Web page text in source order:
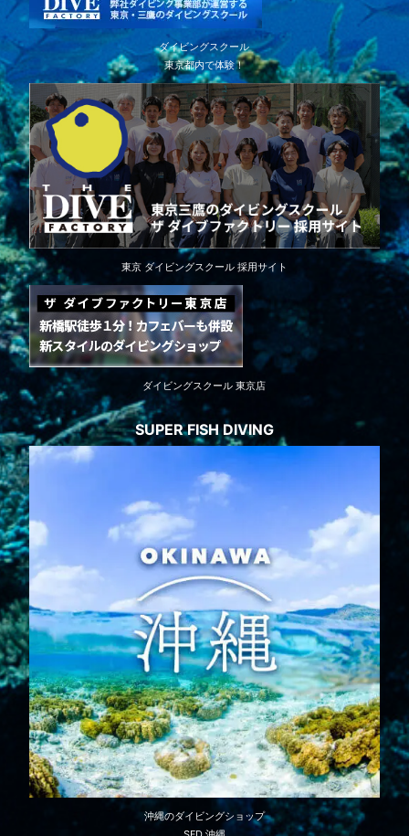
ダイビングスクール
東京都内で体験！
東京 ダイビングスクール 採用サイト
ダイビングスクール 東京店
SUPER FISH DIVING
沖縄のダイビングショップ